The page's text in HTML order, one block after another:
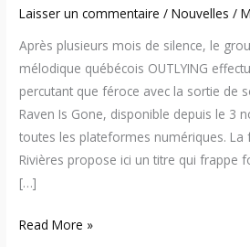
Laisser un commentaire /Nouvelles /
Après plusieurs mois de silence, le
mélodique québécois OUTLYING
percutant que féroce avec la sortie de
Raven Is Gone, disponible depuis le 3
toutes les plateformes numériques.
Rivières propose ici un titre qui frappe
[…]
Read More »